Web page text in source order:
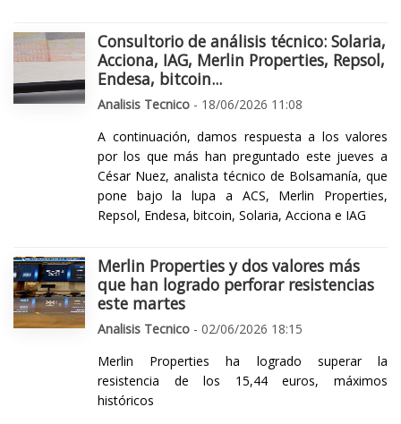
Consultorio de análisis técnico: Solaria,
Acciona, IAG, Merlin Properties, Repsol,
Endesa, bitcoin...
Analisis Tecnico - 18/06/2026 11:08
A continuación, damos respuesta a los valores
por los que más han preguntado este jueves a
César Nuez, analista técnico de Bolsamanía, que
pone bajo la lupa a ACS, Merlin Properties,
Repsol, Endesa, bitcoin, Solaria, Acciona e IAG
Merlin Properties y dos valores más
que han logrado perforar resistencias
este martes
Analisis Tecnico - 02/06/2026 18:15
Merlin Properties ha logrado superar la
resistencia de los 15,44 euros, máximos
históricos